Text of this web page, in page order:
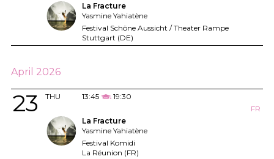
La Fracture
Yasmine Yahiatène
Festival Schöne Aussicht / Theater Rampe
Stuttgart (DE)
April 2026
THU
23 13:45
19:30
FR
La Fracture
Yasmine Yahiatène
Festival Komidi
La Réunion (FR)